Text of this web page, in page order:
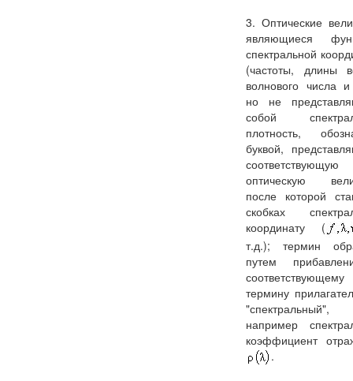
3. Оптические
являющиеся
спектральной
(частоты, длины
волнового числа
но не
собой
плотность,
буквой,
соответствующую
оптическую
после которой
скобках
координату (
т.д.); термин
путем
соответствующему
термину
"спектральный",
например
коэффициент
.